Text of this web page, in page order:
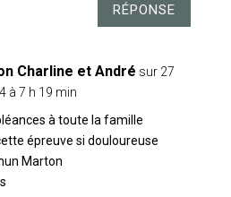
RÉPONSE
Charline et André sur 27
à 7 h 19 min
à toute la famille
épreuve si douloureuse
Marton